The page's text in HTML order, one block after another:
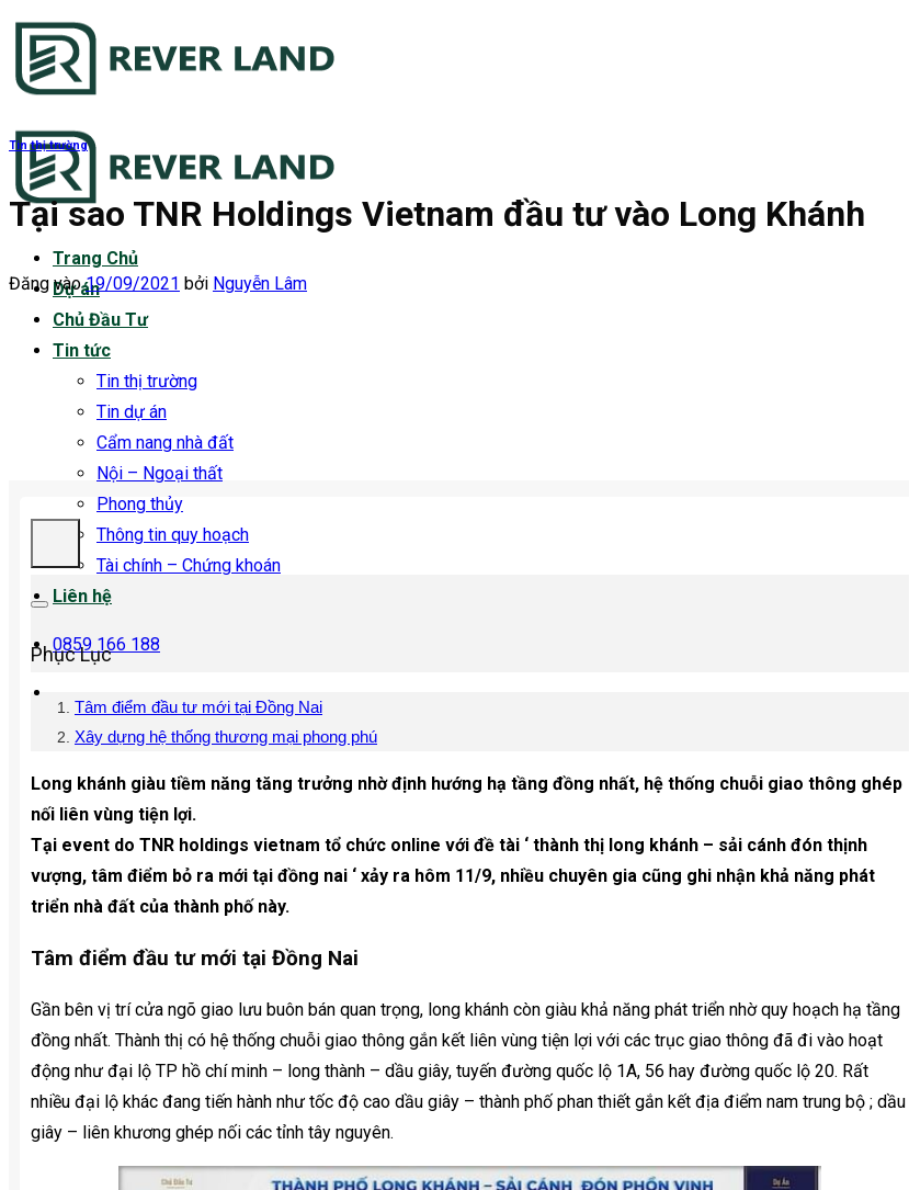
Bỏ
nội
Trang Chủ
Dự án
Chủ Đầu Tư
Tin tức
Tin thị trường
Tin dự án
Cẩm nang nhà đất
Nội – Ngoại thất
Phong thủy
Thông tin quy hoạch
Tài chính – Chứng khoán
Liên hệ
0859 166 188
Tin thị trường
Tại sao TNR Holdings Vietnam đầu tư vào Long Khánh
Đăng vào19/09/2021 bởi Nguyễn Lâm
Phục Lục
Tâm điểm đầu tư mới tại Đồng Nai
Xây dựng hệ thống thương mại phong phú
Long khánh giàu tiềm năng tăng trưởng nhờ định hướng hạ tầng đồng nhất, hệ thống chuỗi giao thông ghép
nối liên vùng tiện lợi.
Tại event do TNR holdings vietnam tổ chức online với đề tài ‘ thành thị long khánh – sải cánh đón thịnh
vượng, tâm điểm bỏ ra mới tại đồng nai ‘ xảy ra hôm 11/9, nhiều chuyên gia cũng ghi nhận khả năng phát
triển nhà đất của thành phố này.
Tâm điểm đầu tư mới tại Đồng Nai
Gần bên vị trí cửa ngõ giao lưu buôn bán quan trọng, long khánh còn giàu khả năng phát triển nhờ quy hoạch hạ tầng
đồng nhất. Thành thị có hệ thống chuỗi giao thông gắn kết liên vùng tiện lợi với các trục giao thông đã đi vào hoạt
động như đại lộ TP hồ chí minh – long thành – dầu giây, tuyến đường quốc lộ 1A, 56 hay đường quốc lộ 20. Rất
nhiều đại lộ khác đang tiến hành như tốc độ cao dầu giây – thành phố phan thiết gắn kết địa điểm nam trung bộ ; dầu
giây – liên khương ghép nối các tỉnh tây nguyên.